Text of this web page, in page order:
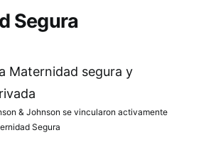
Segura
& Johnson se vincularon activamente
Segura